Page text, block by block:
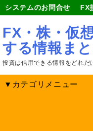
システムのお問合せ FX
FX・株・仮
する情報ま
投資は信用できる情報をどれ
▼カテゴリメニュー